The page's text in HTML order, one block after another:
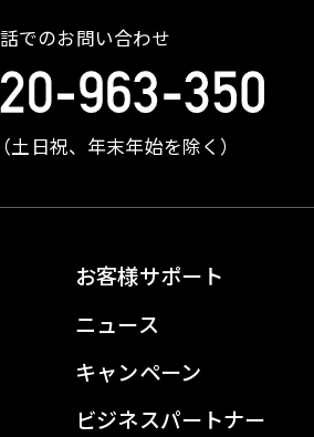
でのお問い合わせ
（土日祝、年末年始を除く）
お客様サポート
ニュース
キャンペーン
ビジネスパートナー